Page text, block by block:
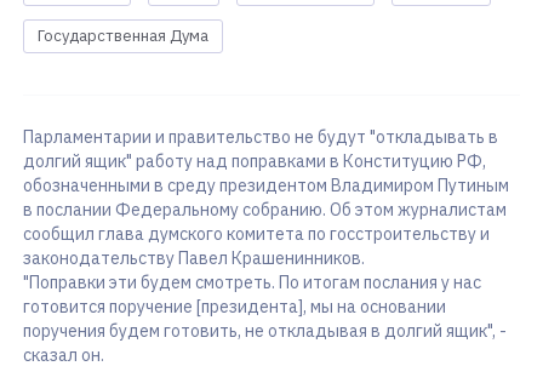
Государственная Дума
Парламентарии и правительство не будут "откладывать в
долгий ящик" работу над поправками в Конституцию РФ,
обозначенными в среду президентом Владимиром Путиным
в послании Федеральному собранию. Об этом журналистам
сообщил глава думского комитета по госстроительству и
законодательству Павел Крашенинников.
"Поправки эти будем смотреть. По итогам послания у нас
готовится поручение [президента], мы на основании
поручения будем готовить, не откладывая в долгий ящик", -
сказал он.